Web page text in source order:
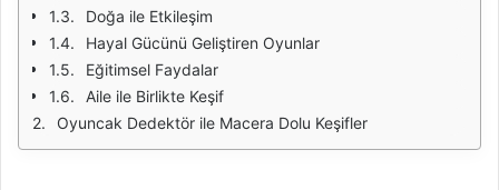
Doğa ile Etkileşim
Hayal Gücünü Geliştiren Oyunlar
Eğitimsel Faydalar
Aile ile Birlikte Keşif
Oyuncak Dedektör ile Macera Dolu Keşifler